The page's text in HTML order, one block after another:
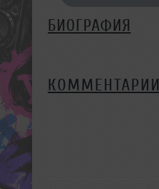
БИОГРАФИЯ
КОММЕНТАРИИ